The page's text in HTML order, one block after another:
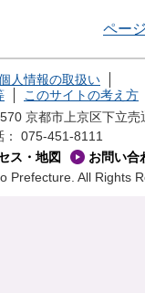
ペー
人情報の取扱い
このサイトの考え方
京都市上京区下立売
： 075-451-8111
ス・地図
お問い合
Prefecture. All Rights